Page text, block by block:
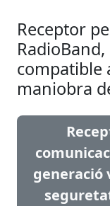
Receptor
RadioBand,
compatible
maniobra
generació